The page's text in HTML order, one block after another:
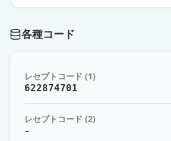
オロパタジン点眼液0.1％「日新」
薬価 31.40 円
薬価 31.40 円
各種コード
レセプトコード (1)
622874701
レセプトコード (2)
-